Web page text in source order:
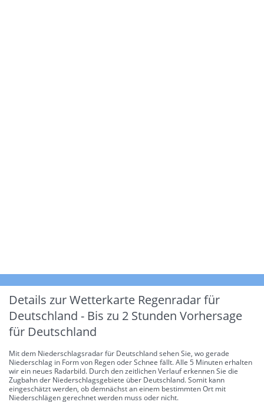
Details zur Wetterkarte Regenradar für
Deutschland - Bis zu 2 Stunden Vorhersage
für Deutschland
Mit dem Niederschlagsradar für Deutschland sehen Sie, wo gerade
Niederschlag in Form von Regen oder Schnee fällt. Alle 5 Minuten erhalten
wir ein neues Radarbild. Durch den zeitlichen Verlauf erkennen Sie die
Zugbahn der Niederschlagsgebiete über Deutschland. Somit kann
eingeschätzt werden, ob demnächst an einem bestimmten Ort mit
Niederschlägen gerechnet werden muss oder nicht.